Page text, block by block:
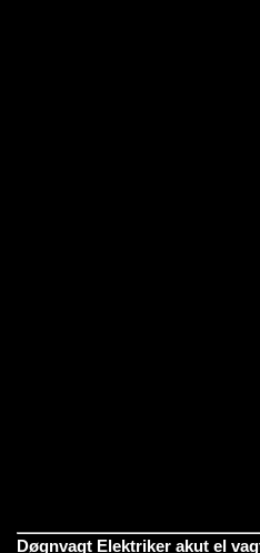
Døgnvagt Elektriker akut el